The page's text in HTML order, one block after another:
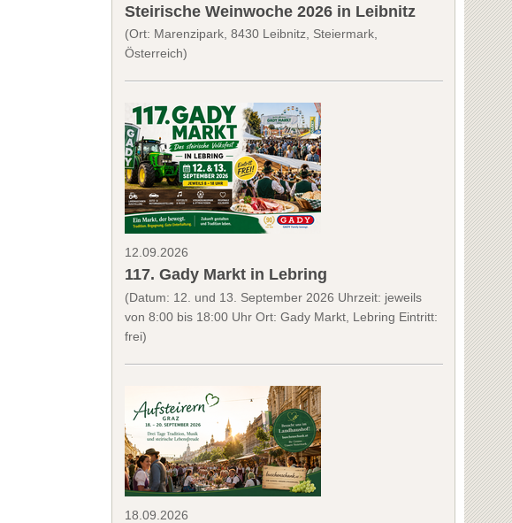
Steirische Weinwoche 2026 in Leibnitz
(Ort: Marenzipark, 8430 Leibnitz, Steiermark,
Österreich)
12.09.2026
117. Gady Markt in Lebring
(Datum: 12. und 13. September 2026 Uhrzeit: jeweils
von 8:00 bis 18:00 Uhr Ort: Gady Markt, Lebring Eintritt:
frei)
18.09.2026